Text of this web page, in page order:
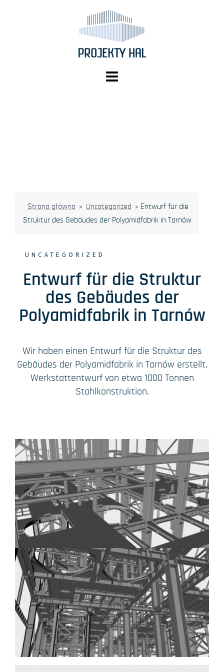
Strona główna » Uncategorized » Entwurf für die
Struktur des Gebäudes der Polyamidfabrik in Tarnów
UNCATEGORIZED
Entwurf für die Struktur
des Gebäudes der
Polyamidfabrik in Tarnów
Wir haben einen Entwurf für die Struktur des
Gebäudes der Polyamidfabrik in Tarnów erstellt.
Werkstattentwurf von etwa 1000 Tonnen
Stahlkonstruktion.